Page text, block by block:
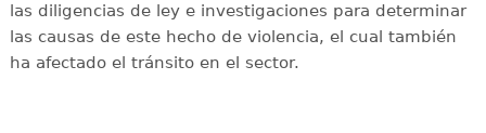
las diligencias de ley e investigaciones para determinar
las causas de este hecho de violencia, el cual también
ha afectado el tránsito en el sector.